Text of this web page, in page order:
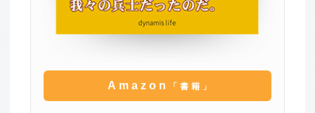
Amazon 「書籍」